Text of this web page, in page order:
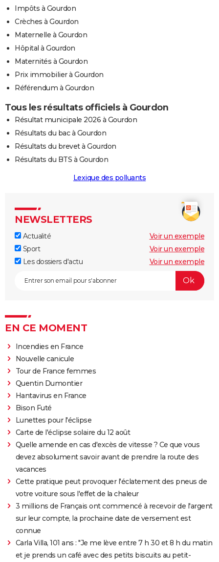
Impôts à Gourdon
Crèches à Gourdon
Maternelle à Gourdon
Hôpital à Gourdon
Maternités à Gourdon
Prix immobilier à Gourdon
Référendum à Gourdon
Tous les résultats officiels à Gourdon
Résultat municipale 2026 à Gourdon
Résultats du bac à Gourdon
Résultats du brevet à Gourdon
Résultats du BTS à Gourdon
Lexique des polluants
NEWSLETTERS
Actualité
Voir un exemple
Sport
Voir un exemple
Les dossiers d'actu
Voir un exemple
EN CE MOMENT
Incendies en France
Nouvelle canicule
Tour de France femmes
Quentin Dumontier
Hantavirus en France
Bison Futé
Lunettes pour l'éclipse
Carte de l'éclipse solaire du 12 août
Quelle amende en cas d'excès de vitesse ? Ce que vous
devez absolument savoir avant de prendre la route des
vacances
Cette pratique peut provoquer l'éclatement des pneus de
votre voiture sous l'effet de la chaleur
3 millions de Français ont commencé à recevoir de l'argent
sur leur compte, la prochaine date de versement est
connue
Carla Villa, 101 ans : "Je me lève entre 7 h 30 et 8 h du matin
et je prends un café avec des petits biscuits au petit-